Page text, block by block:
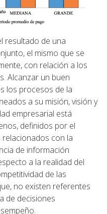
resultado de una
el mismo que se
con relación a los
Alcanzar un buen
los procesos de la
a su misión, visión y
empresarial está
definidos por el
con la
de información
a la realidad del
de las
no existen referentes
de decisiones